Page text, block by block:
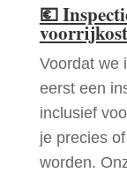
💶
Voordat we
eerst een
inclusief
je precies
worden.